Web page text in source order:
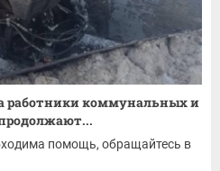
работники коммунальных и
помощь, обращайтесь в